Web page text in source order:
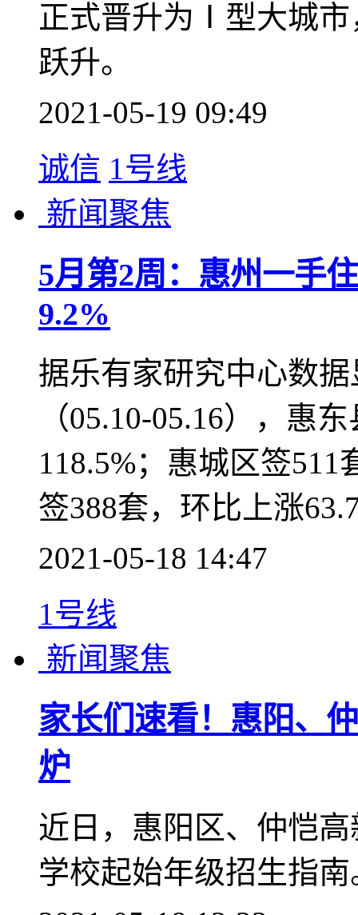
槛，正式晋升为Ⅰ型大
级的跃升。
2021-05-19 10:02
1号线 诚信
新闻聚焦
惠州正式晋级Ⅰ型大
升
市区常住人口接近350
正式晋升为Ⅰ型大城市
跃升。
2021-05-19 09:49
诚信 1号线
5月第2周：惠州一手
9.2%